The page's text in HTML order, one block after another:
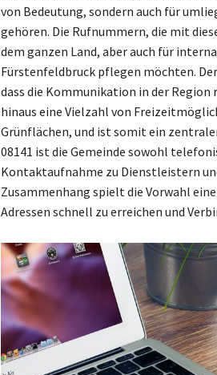
von Bedeutung, sondern auch für
gehören. Die Rufnummern, die mit
dem ganzen Land, aber auch für
Fürstenfeldbruck pflegen möchten.
dass die Kommunikation in der
hinaus eine Vielzahl von
Grünflächen, und ist somit ein
08141 ist die Gemeinde sowohl
Kontaktaufnahme zu Dienstleistern
Zusammenhang spielt die Vorwahl
Adressen schnell zu erreichen und